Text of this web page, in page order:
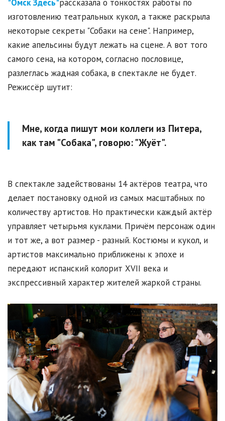
"Омск Здесь"рассказала о тонкостях работы по
изготовлению театральных кукол, а также раскрыла
некоторые секреты "Собаки на сене". Например,
какие апельсины будут лежать на сцене. А вот того
самого сена, на котором, согласно пословице,
разлеглась жадная собака, в спектакле не будет.
Режиссёр шутит:
Мне, когда пишут мои коллеги из Питера,
как там "Собака", говорю: "Жуёт".
В спектакле задействованы 14 актёров театра, что
делает постановку одной из самых масштабных по
количеству артистов. Но практически каждый актёр
управляет четырьмя куклами. Причём персонаж один
и тот же, а вот размер - разный. Костюмы и кукол, и
артистов максимально приближены к эпохе и
передают испанский колорит XVII века и
экспрессивный характер жителей жаркой страны.